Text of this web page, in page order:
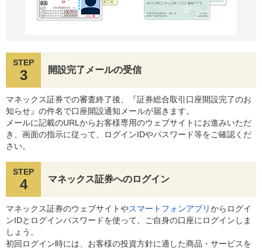
STEP
3 開設完了メールの受信
マネックス証券での審査終了後、『証券総合取引口座開設完了のお
知らせ』の件名で口座開設通知メールが届きます。
メールに記載のURLからお客様専用のウェブサイトにお進みいただ
き、画面の指示に従って、ログインIDやパスワード等をご確認くだ
さい。
STEP
4 マネックス証券へのログイン
マネックス証券のウェブサイトやスマートフォンアプリからログイ
ンIDとログインパスワードを使って、ご自身の口座にログインしま
しょう。
初回ログイン時には、お客様の投資方針に適した商品・サービスを